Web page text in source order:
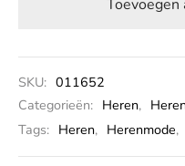
SKU: 011652
Categorieën: Heren,
Tags: Heren, Herenmode,